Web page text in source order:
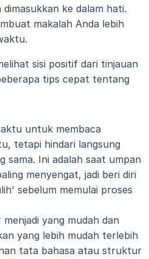
dimasukkan ke dalam hati.
makalah Anda lebih
sisi positif dari tinjauan
tips cepat tentang
untuk membaca
tetapi hindari langsung
sama. Ini adalah saat umpan
menyengat, jadi beri diri
sebelum memulai proses
yang mudah dan
yang lebih mudah terlebih
tata bahasa atau struktur